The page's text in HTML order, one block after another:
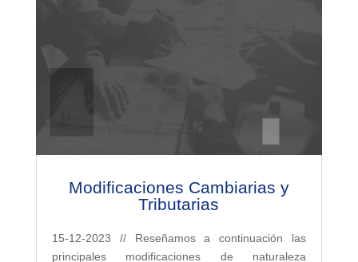
Modificaciones Cambiarias y
Tributarias
15-12-2023 // Reseñamos a continuación las
principales modificaciones de naturaleza